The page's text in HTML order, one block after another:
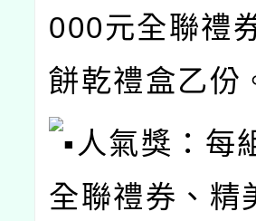
000元全聯禮
餅乾禮盒乙份
人氣獎：每
全聯禮券、精